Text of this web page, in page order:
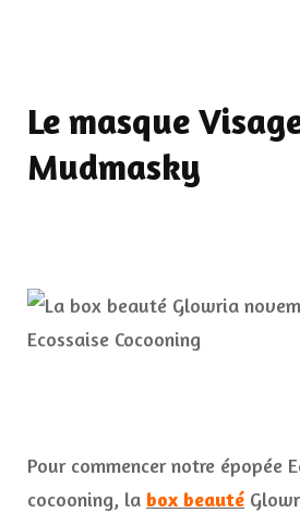
Le masque
Mudmasky
Pour commencer notre épopée
cocooning, la box beauté